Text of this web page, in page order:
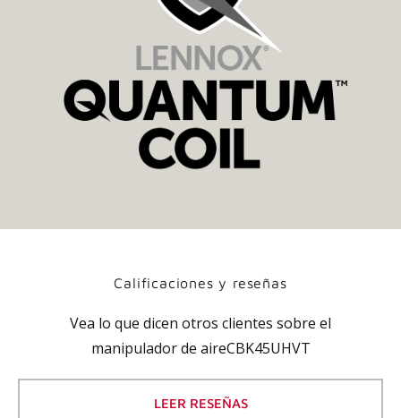
Calificaciones y reseñas
Vea lo que dicen otros clientes sobre el
manipulador de aireCBK45UHVT
LEER RESEÑAS